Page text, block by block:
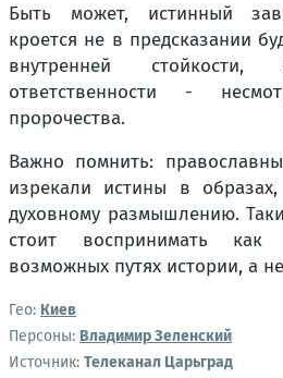
Быть может, истинный
кроется не в предсказании
внутренней
ответственности -
пророчества.
Важно помнить:
изрекали истины в
духовному размышлению.
стоит воспринимать как
возможных путях истории, а
Гео: Киев
Персоны: Владимир Зеленский
Источник: Телеканал Царьград